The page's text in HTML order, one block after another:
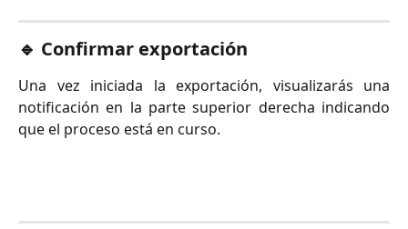
🔹 Confirmar exportación
Una vez iniciada la exportación, visualizarás una
notificación en la parte superior derecha indicando
que el proceso está en curso.